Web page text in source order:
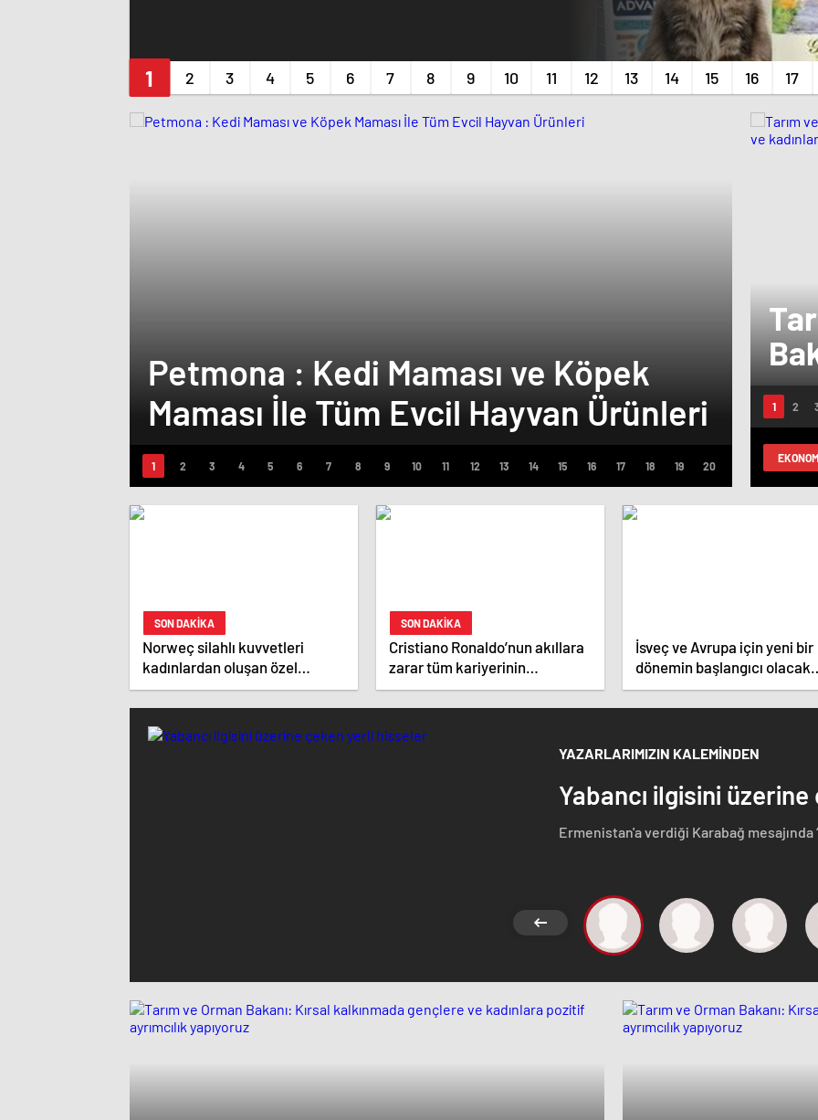
Petmona : Kedi Maması ve Köpek
Maması İle Tüm Evcil Hayvan Ürünleri
ve
SON DAKİKA
Norweç silahlı kuvvetleri
kadınlardan oluşan özel
kuvvetler eğitimlerini başlattı.
SON DAKİKA
Cristiano Ronaldo’nun akıllara
zarar tüm kariyerinin
istatistiğini çıkardık !
İsveç ve Avrupa için yeni bir
dönemin başlangıcı olacak
kararlar.
YAZARLARIMIZIN KALEMİNDEN
Yabancı ilgisini
Ermenistan'a verdiği Karabağ
ise dikkat çeken bir ziyaret